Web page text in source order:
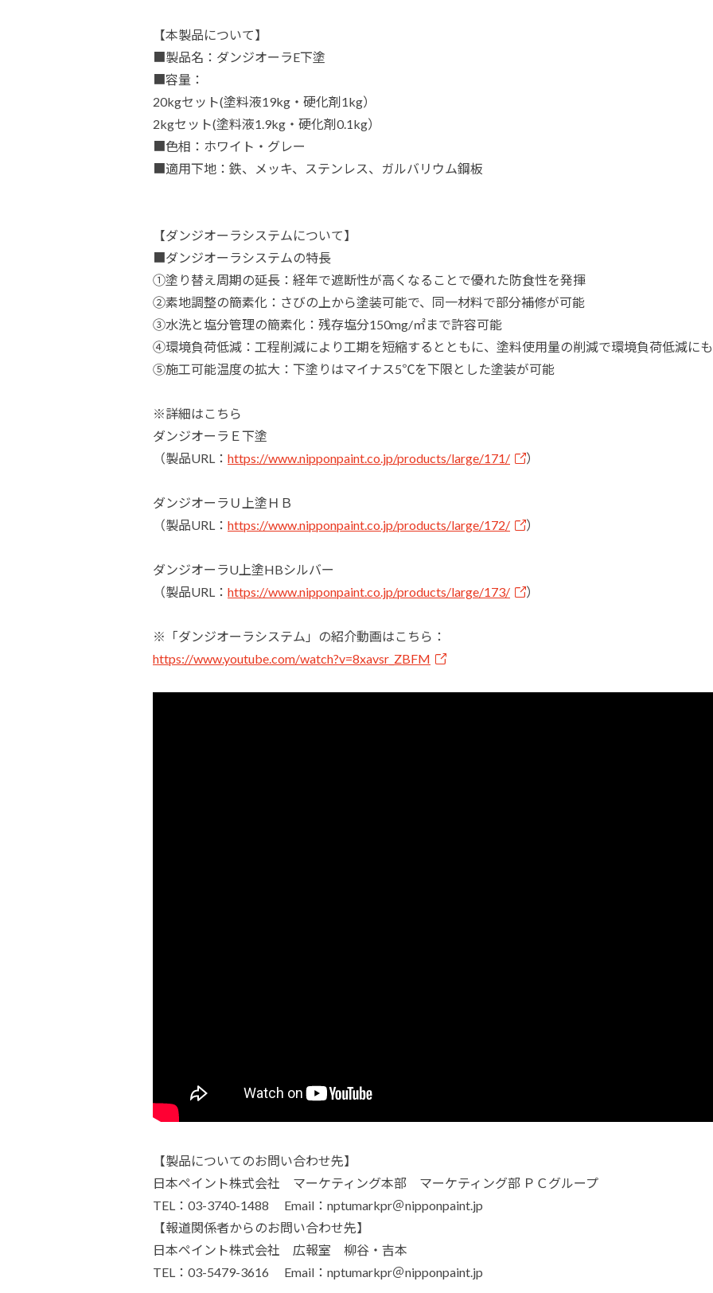
【本製品について】
■製品名：ダンジオーラE下塗
■容量：
20kgセット(塗料液19kg・硬化剤1kg）
2kgセット(塗料液1.9kg・硬化剤0.1kg）
■色相：ホワイト・グレー
■適用下地：鉄、メッキ、ステンレス、ガルバリウム鋼板
【ダンジオーラシステムについて】
■ダンジオーラシステムの特長
①塗り替え周期の延長：経年で遮断性が高くなることで優れた防食性を発揮
②素地調整の簡素化：さびの上から塗装可能で、同一材料で部分補修が可能
③水洗と塩分管理の簡素化：残存塩分150mg/㎡まで許容可能
④環境負荷低減：工程削減により工期を短縮するとともに、塗料使用量の削減で環境負荷低減に
⑤施工可能温度の拡大：下塗りはマイナス5℃を下限とした塗装が可能
※詳細はこちら
ダンジオーラＥ下塗
（製品URL： https://www.nipponpaint.co.jp/products/large/171/ ）
ダンジオーラＵ上塗ＨＢ
（製品URL： https://www.nipponpaint.co.jp/products/large/172/ ）
ダンジオーラU上塗HBシルバー
（製品URL： https://www.nipponpaint.co.jp/products/large/173/ ）
※「ダンジオーラシステム」の紹介動画はこちら：
https://www.youtube.com/watch?v=8xavsr_ZBFM
【製品についてのお問い合わせ先】
日本ペイント株式会社 マーケティング本部 マーケティング部 ＰＣグループ
TEL：03-3740-1488 Email：nptumarkpr＠nipponpaint.jp
【報道関係者からのお問い合わせ先】
日本ペイント株式会社 広報室 柳谷・吉本
TEL：03-5479-3616 Email：nptumarkpr＠nipponpaint.jp